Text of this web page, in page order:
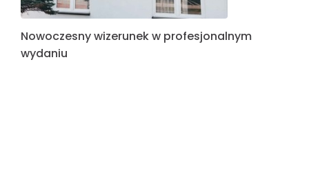
Nowoczesny wizerunek w profesjonalnym
wydaniu